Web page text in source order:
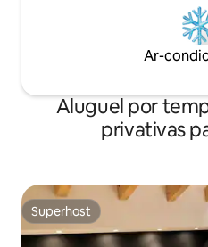
Ar-
Aluguel por
privativas
Superhost
Superhost